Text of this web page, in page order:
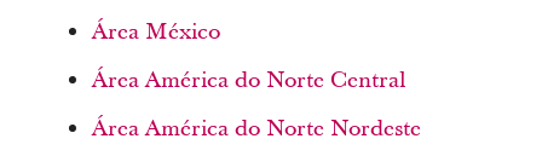
Área México
Área América do Norte Central
Área América do Norte Nordeste